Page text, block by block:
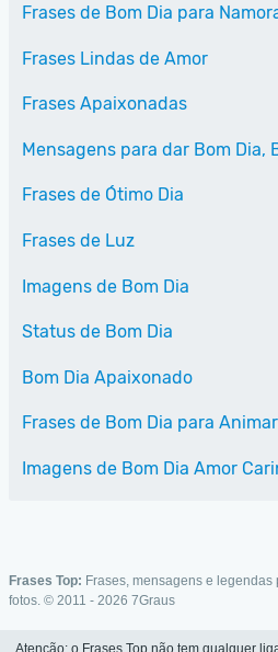
Frases de Bom Dia para
Frases Lindas de Amor
Frases Apaixonadas
Mensagens para dar Bom Dia,
Frases de Ótimo Dia
Frases de Luz
Imagens de Bom Dia
Status de Bom Dia
Bom Dia Apaixonado
Frases de Bom Dia para
Imagens de Bom Dia Amor
Frases Top: Frases, mensagens e legendas
fotos. © 2011 - 2026 7Graus
Atenção: o Frases Top não tem qualquer